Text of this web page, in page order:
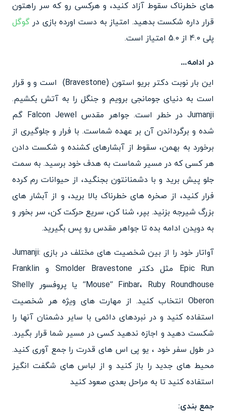
های خطرناک سقوط آزاد کنید، و هرکسی رو که سر راهتون
قرار داره شکست بدهید. امتیاز به دست اورده بازی در گوگل
پلی 4.0 از 5.0 امتیاز است.
در ادامه…
این بار نوبت دکتر بریو استون (Bravestone) است و و قرار
است به دنیای جومانجی برویم و جنگل را به آتش بکشیم.
Jumanji در خطر است. جواهر مقدس Falcon Jewel گم
شده و برگرداندن آن بر عهده شماست. با فرار و جلوگیری از
برخورد به بهمن، سقوط از آبشارهای کشنده و شکست دادن
هر کسی که در مسیر شماست به هدف خود برسید. به سمت
جلو پیش برید و با دشمنانتون بجنگید، از حیوانات رم کرده
فرار کنید، از صخره های خطرناک بالا برید، و از آبشار های
بزرگ شیرجه بزنید. بپر، شنا کن، سریع حرکت کن، سر بخور و
به دویدن ادامه بده تا جواهر مقدس رو پس بگیرید.
آواتار خود را از بین شخصیت های مختلف در بازی Jumanji:
Epic Run مثل دکتر Smolder Bravestone و Franklin
“Mouse” Finbar، Ruby Roundhouse یا پروفسور Shelly
Oberon انتخاب کنید. از مهارت های ویژه هر شخصیت
استفاده کنید و در نبردهای دائمی با سایر دشمنان آنها را
شکست دهید و اجازه ندهید کسی در مسیر شما قرار بگیرد.
در طول سفر خود ، یو پی اس های قدرت را جمع آوری کنید.
محیط های جدید را باز کنید و از لباس های شگفت انگیز
استفاده کنید تا به مراحل بعدی صعود کنید
جمع بندی: